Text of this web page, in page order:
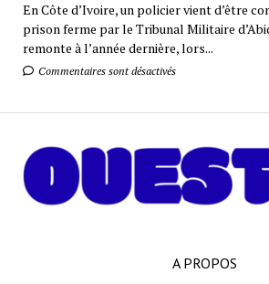
En Côte d’Ivoire, un policier vient d’être
prison ferme par le Tribunal Militaire
remonte à l’année dernière, lors...
Commentaires sont désactivés
A PROPOS